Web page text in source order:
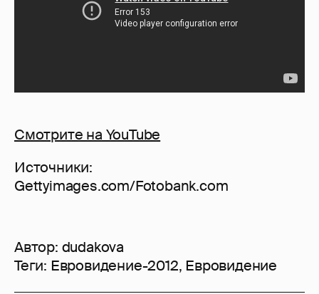
Смотрите на YouTube
Источники:
Gettyimages.com/Fotobank.com
Автор: dudakova
Теги: Евровидение-2012, Евровидение